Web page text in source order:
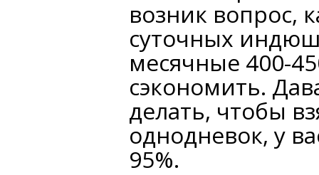
возник вопрос,
суточных
месячные 400-
сэкономить.
делать, чтобы
однодневок, у
95%.